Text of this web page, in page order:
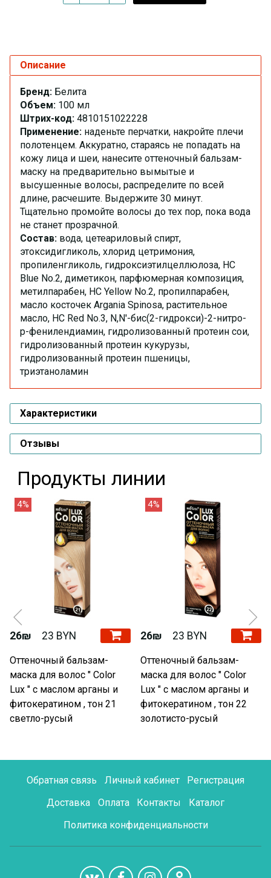
Описание
Бренд: Белита
Объем: 100 мл
Штрих-код: 4810151022228
Применение: наденьте перчатки, накройте плечи
полотенцем. Аккуратно, стараясь не попадать на
кожу лица и шеи, нанесите оттеночный бальзам-
маску на предварительно вымытые и
высушенные волосы, распределите по всей
длине, расчешите. Выдержите 30 минут.
Тщательно промойте волосы до тех пор, пока вода
не станет прозрачной.
Состав: вода, цетеариловый спирт,
этоксидигликоль, хлорид цетримония,
пропиленгликоль, гидроксиэтилцеллюлоза, HC
Blue No.2, диметикон, парфюмерная композиция,
метилпарабен, HC Yellow No.2, пропилпарабен,
масло косточек Argania Spinosa, растительное
масло, HC Red No.3, N,N'-бис(2-гидрокси)-2-нитро-
р-фенилендиамин, гидролизованный протеин сои,
гидролизованный протеин кукурузы,
гидролизованный протеин пшеницы,
триэтаноламин
Характеристики
Отзывы
Продукты линии
4%
26₪ 23 BYN
Оттеночный бальзам-
маска для волос " Color
Lux " с маслом арганы и
фитокератином , тон 21
светло-русый
4%
26₪ 23 BYN
Оттеночный бальзам-
маска для волос " Color
Lux " с маслом арганы и
фитокератином , тон 22
золотисто-русый
Обратная связь Личный кабинет
Регистрация
Доставка
Оплата Контакты
Каталог
Политика конфиденциальности